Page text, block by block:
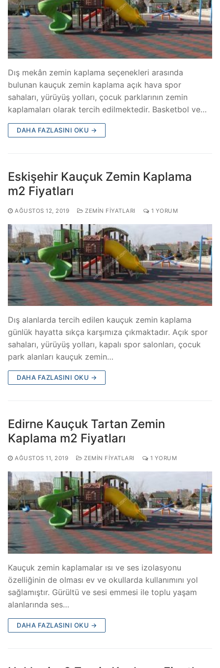
Dış mekân zemin kaplama seçenekleri arasında
bulunan kauçuk zemin kaplama açık hava spor
sahaları, yürüyüş yolları, çocuk parklarının zemin
kaplamaları olarak tercih edilmektedir. Basketbol ve…
DAHA FAZLASINI OKU →
Eskişehir Kauçuk Zemin Kaplama
m2 Fiyatları
AĞUSTOS 12, 2019 ZEMIN FIYATLARI 1 YORUM
Dış alanlarda tercih edilen kauçuk zemin kaplama
günlük hayatta sıkça karşımıza çıkmaktadır. Açık spor
sahaları, yürüyüş yolları, kapalı spor salonları, çocuk
park alanları kauçuk zemin…
DAHA FAZLASINI OKU →
Edirne Kauçuk Tartan Zemin
Kaplama m2 Fiyatları
AĞUSTOS 11, 2019 ZEMIN FIYATLARI 1 YORUM
Kauçuk zemin kaplamalar ısı ve ses izolasyonu
özelliğinin de olması ev ve okullarda kullanımını yol
sağlamıştır. Gürültü ve sesi emmesi ile toplu yaşam
alanlarında ses…
DAHA FAZLASINI OKU →